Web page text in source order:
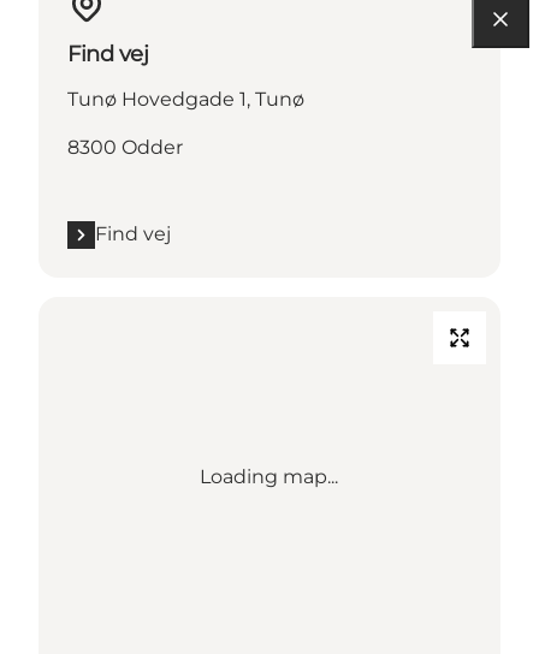
Find vej
Tunø Hovedgade 1, Tunø
8300 Odder
Find vej
Loading map...